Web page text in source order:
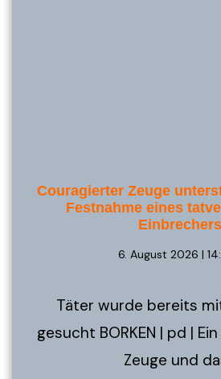
Couragierter Zeuge
Festnahme eines
Einbrechers
6. August 2026 |
Täter wurde bereits
gesucht BORKEN | pd |
Zeuge und